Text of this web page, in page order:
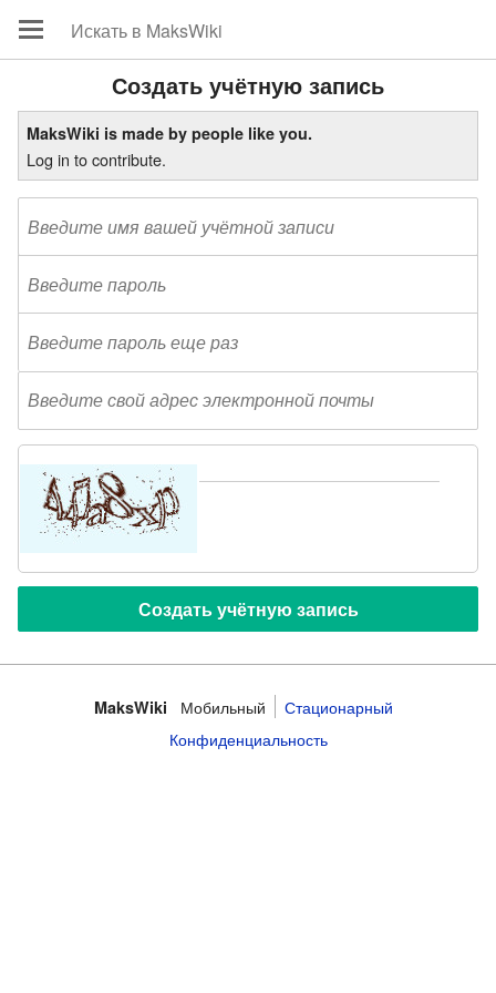
Создать учётную запись
MaksWiki is made by people like you.
Log in to contribute.
MaksWiki Мобильный
Стационарный
Конфиденциальность